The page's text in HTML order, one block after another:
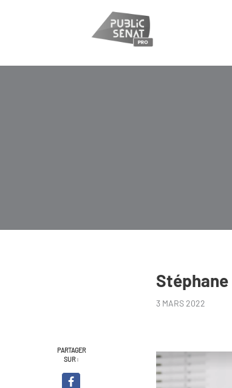
3 MARS 2022
PARTAGER
SUR :